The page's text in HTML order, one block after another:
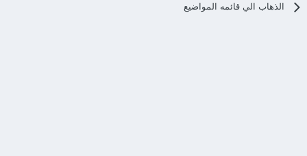
الذهاب الي قائمه المواضيع